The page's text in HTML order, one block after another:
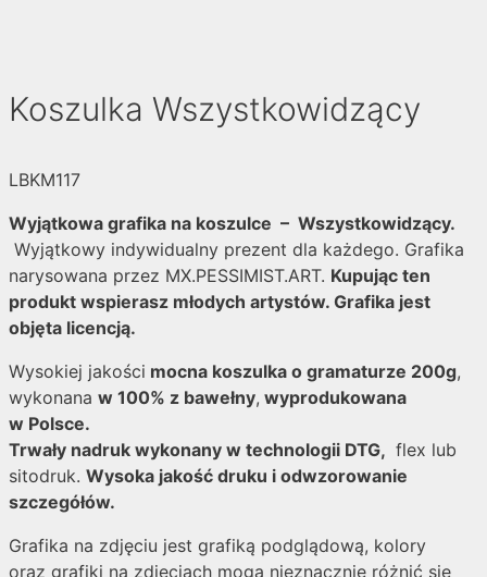
Koszulka Wszystkowidzący
LBKM117
Wyjątkowa grafika na koszulce – Wszystkowidzący.
Wyjątkowy indywidualny prezent dla każdego. Grafika
narysowana przez MX.PESSIMIST.ART. Kupując ten
produkt wspierasz młodych artystów. Grafika jest
objęta licencją.
Wysokiej jakości mocna koszulka o gramaturze 200g,
wykonana w 100% z bawełny, wyprodukowana
w Polsce.
Trwały nadruk wykonany w technologii DTG, flex lub
sitodruk. Wysoka jakość druku i odwzorowanie
szczegółów.
Grafika na zdjęciu jest grafiką podglądową, kolory
oraz grafiki na zdjęciach mogą nieznacznie różnić się